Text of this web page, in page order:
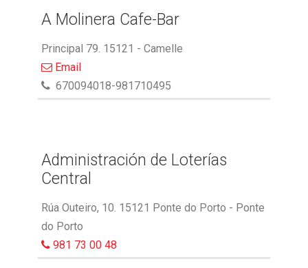
A Molinera Cafe-Bar
Principal 79. 15121 - Camelle
Email
670094018-981710495
Administración de Loterías
Central
Rúa Outeiro, 10. 15121 Ponte do Porto - Ponte
do Porto
981 73 00 48